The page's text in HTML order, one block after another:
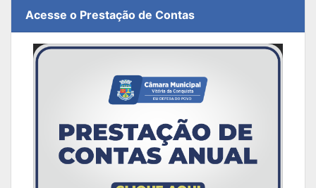
Acesse o Prestação de Contas